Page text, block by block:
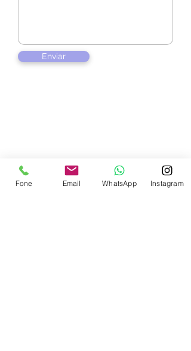
Enviar
Fone Email WhatsApp Instagram